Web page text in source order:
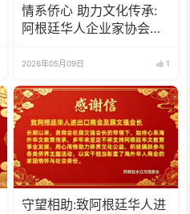
情系侨心 助力文化传承:
阿根廷华人企业家协会百
歌曲大赛
2026年05月09日 1
守望相助:致阿根廷华人进